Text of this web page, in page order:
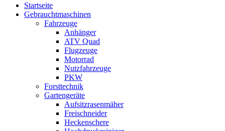
Startseite
Gebrauchtmaschinen
Fahrzeuge
Anhänger
ATV Quad
Flugzeuge
Motorrad
Nutzfahrzeuge
PKW
Forsttechnik
Gartengeräte
Aufsitzrasenmäher
Freischneider
Heckenschere